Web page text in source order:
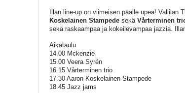
Illan line-up on viimeisen päälle upea! Vallilan
Koskelainen Stampedesekä Vårterminen
sekä raskaampaa ja kokeilevampaa jazzia.
Aikataulu
14.00 Mckenzie
15.00 Veera Syrén
16.15 Vårterminen trio
17.30 Aaron Koskelainen Stampede
18.45 Jazz jams